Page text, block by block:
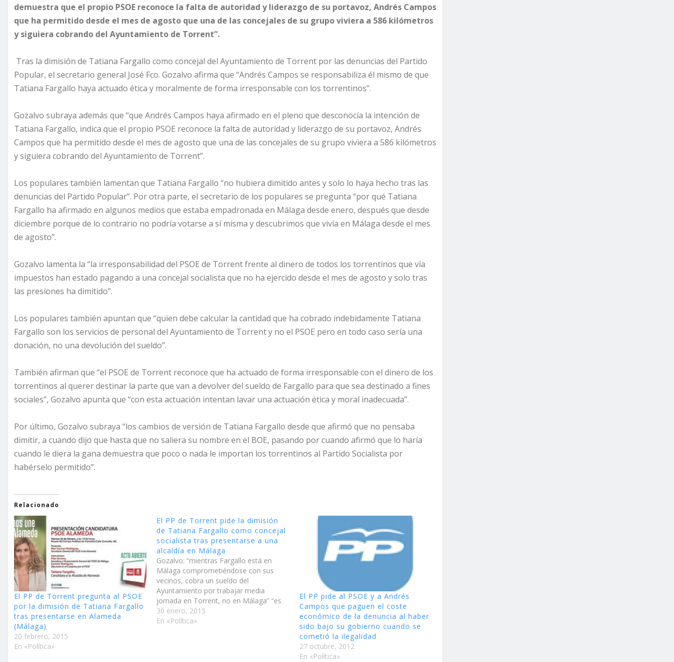
demuestra que el propio PSOE reconoce la falta de autoridad y liderazgo de su portavoz, Andrés Campos
que ha permitido desde el mes de agosto que una de las concejales de su grupo viviera a 586 kilómetros
y siguiera cobrando del Ayuntamiento de Torrent”.
Tras la dimisión de Tatiana Fargallo como concejal del Ayuntamiento de Torrent por las denuncias del Partido
Popular, el secretario general José Fco. Gozalvo afirma que “Andrés Campos se responsabiliza él mismo de que
Tatiana Fargallo haya actuado ética y moralmente de forma irresponsable con los torrentinos”.
Gozalvo subraya además que “que Andrés Campos haya afirmado en el pleno que desconocía la intención de
Tatiana Fargallo, indica que el propio PSOE reconoce la falta de autoridad y liderazgo de su portavoz, Andrés
Campos que ha permitido desde el mes de agosto que una de las concejales de su grupo viviera a 586 kilómetros
y siguiera cobrando del Ayuntamiento de Torrent”.
Los populares también lamentan que Tatiana Fargallo “no hubiera dimitido antes y solo lo haya hecho tras las
denuncias del Partido Popular”. Por otra parte, el secretario de los populares se pregunta “por qué Tatiana
Fargallo ha afirmado en algunos medios que estaba empadronada en Málaga desde enero, después que desde
diciembre porque de lo contrario no podría votarse a sí misma y descubrimos que vivía en Málaga desde el mes
de agosto”.
Gozalvo lamenta la “la irresponsabilidad del PSOE de Torrent frente al dinero de todos los torrentinos que vía
impuestos han estado pagando a una concejal socialista que no ha ejercido desde el mes de agosto y solo tras
las presiones ha dimitido”.
Los populares también apuntan que “quien debe calcular la cantidad que ha cobrado indebidamente Tatiana
Fargallo son los servicios de personal del Ayuntamiento de Torrent y no el PSOE pero en todo caso sería una
donación, no una devolución del sueldo”.
También afirman que “el PSOE de Torrent reconoce que ha actuado de forma irresponsable con el dinero de los
torrentinos al querer destinar la parte que van a devolver del sueldo de Fargallo para que sea destinado a fines
sociales”, Gozalvo apunta que “con esta actuación intentan lavar una actuación ética y moral inadecuada”.
Por último, Gozalvo subraya “los cambios de versión de Tatiana Fargallo desde que afirmó que no pensaba
dimitir, a cuando dijo que hasta que no saliera su nombre en el BOE, pasando por cuando afirmó que lo haría
cuando le diera la gana demuestra que poco o nada le importan los torrentinos al Partido Socialista por
habérselo permitido”.
Relacionado
El PP de Torrent pregunta al PSOE
por la dimisión de Tatiana Fargallo
tras presentarse en Alameda
(Málaga)
20 febrero, 2015
En «Política»
El PP de Torrent pide la dimisión
de Tatiana Fargallo como concejal
socialista tras presentarse a una
alcaldía en Málaga
Gozalvo: “mientras Fargallo está en
Málaga comprometiéndose con sus
vecinos, cobra un sueldo del
Ayuntamiento por trabajar media
jornada en Torrent, no en Málaga” “es
un engaño a los torrentinos, que con su
dinero y sus impuestos, están pagando
30 enero, 2015
En «Política»
El PP pide al PSOE y a Andrés
Campos que paguen el coste
económico de la denuncia al haber
sido bajo su gobierno cuando se
cometió la ilegalidad
27 octubre, 2012
En «Política»